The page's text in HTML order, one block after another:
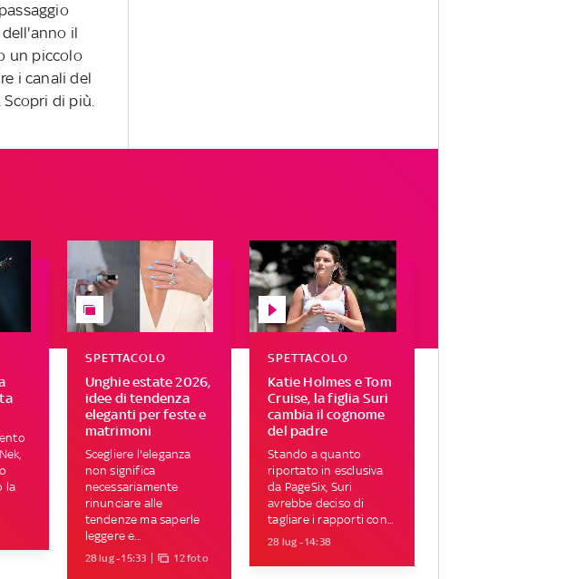
il
un piccolo
i canali del
di più.
la
Unghie estate 2026,
idee di tendenza
eleganti per feste e
matrimoni
SPETTACOLO
Scegliere l'eleganza
non significa
necessariamente
rinunciare alle
tendenze ma saperle
leggere e...
28 lug - 15:33 12 foto
Katie Holmes e Tom
Cruise, la figlia Suri
cambia il cognome
del padre
SPETTACOLO
Stando a quanto
riportato in esclusiva
da PageSix, Suri
avrebbe deciso di
tagliare i rapporti con...
28 lug - 14:38